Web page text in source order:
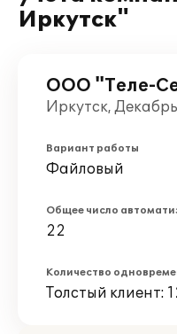
Иркутск"
ООО "Теле-
Иркутск,
Вариант работы
Файловый
Общее число
22
Количество
Толстый клиент: